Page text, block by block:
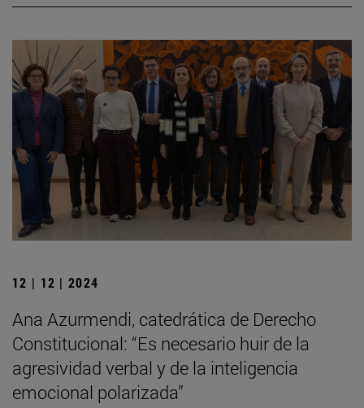
12 | 12 | 2024
Ana Azurmendi, catedrática de Derecho
Constitucional: “Es necesario huir de la
agresividad verbal y de la inteligencia
emocional polarizada”